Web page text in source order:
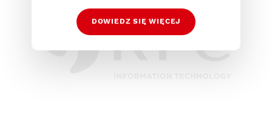
DOWIEDZ SIĘ WIĘCEJ